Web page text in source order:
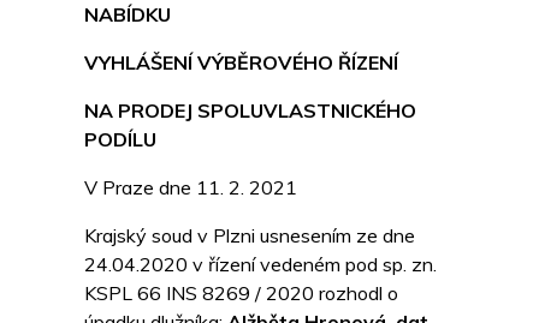
NABÍDKU
VYHLÁŠENÍ VÝBĚROVÉHO ŘÍZENÍ
NA PRODEJ SPOLUVLASTNICKÉHO
PODÍLU
V Praze dne 11. 2. 2021
Krajský soud v Plzni usnesením ze dne
24.04.2020 v řízení vedeném pod sp. zn.
KSPL 66 INS 8269 / 2020 rozhodl o